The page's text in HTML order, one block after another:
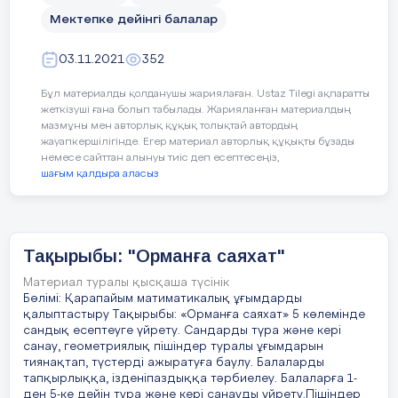
-ұсақ қол моторикасын дамыту.
көмектесе білуге баулу, қоғамдық ортада
өзін дұрыс ұстай білуге баулу.
Қажетті заттар:
«Ғажайып шамдар»
(Фонарики), Күлгін орман дамытушы
ортасы, бастырмалар (трафареты 1:1)
Барысы:
Шаттық шеңбері:
Педагог балаларды шаттық шеңберіне
тұрғызып, бір-біріне жылы тілектер
айтқызады. (В.В.Воскобович
кабинетінде өтеді)
Мектепке дейінгі балалар
03.11.2021 352
Бұл материалды қолданушы жариялаған. Ustaz Tilegi ақпаратты
жеткізуші ғана болып табылады. Жарияланған материалдың
мазмұны мен авторлық құқық толықтай автордың
жауапкершілігінде. Егер материал авторлық құқықты бұзады
немесе сайттан алынуы тиіс деп есептесеңіз,
шағым қалдыра аласыз
Тақырыбы: "Орманға саяхат"
Материал туралы қысқаша түсінік
Бөлімі: Қарапайым матиматикалық ұғымдарды
қалыптастыру Тақырыбы: «Орманға саяхат» 5 көлемінде
сандық есептеуге үйрету. Сандарды түра және кері
санау, геометриялық пішіндер туралы ұғымдарын
тиянақтап, түстерді ажыратуға баулу. Балаларды
тапқырлыққа, ізденіпаздыққа тәрбиелеу. Балаларға 1-
ден 5-ке дейін тура және кері санауды үйрету.Пішіндер